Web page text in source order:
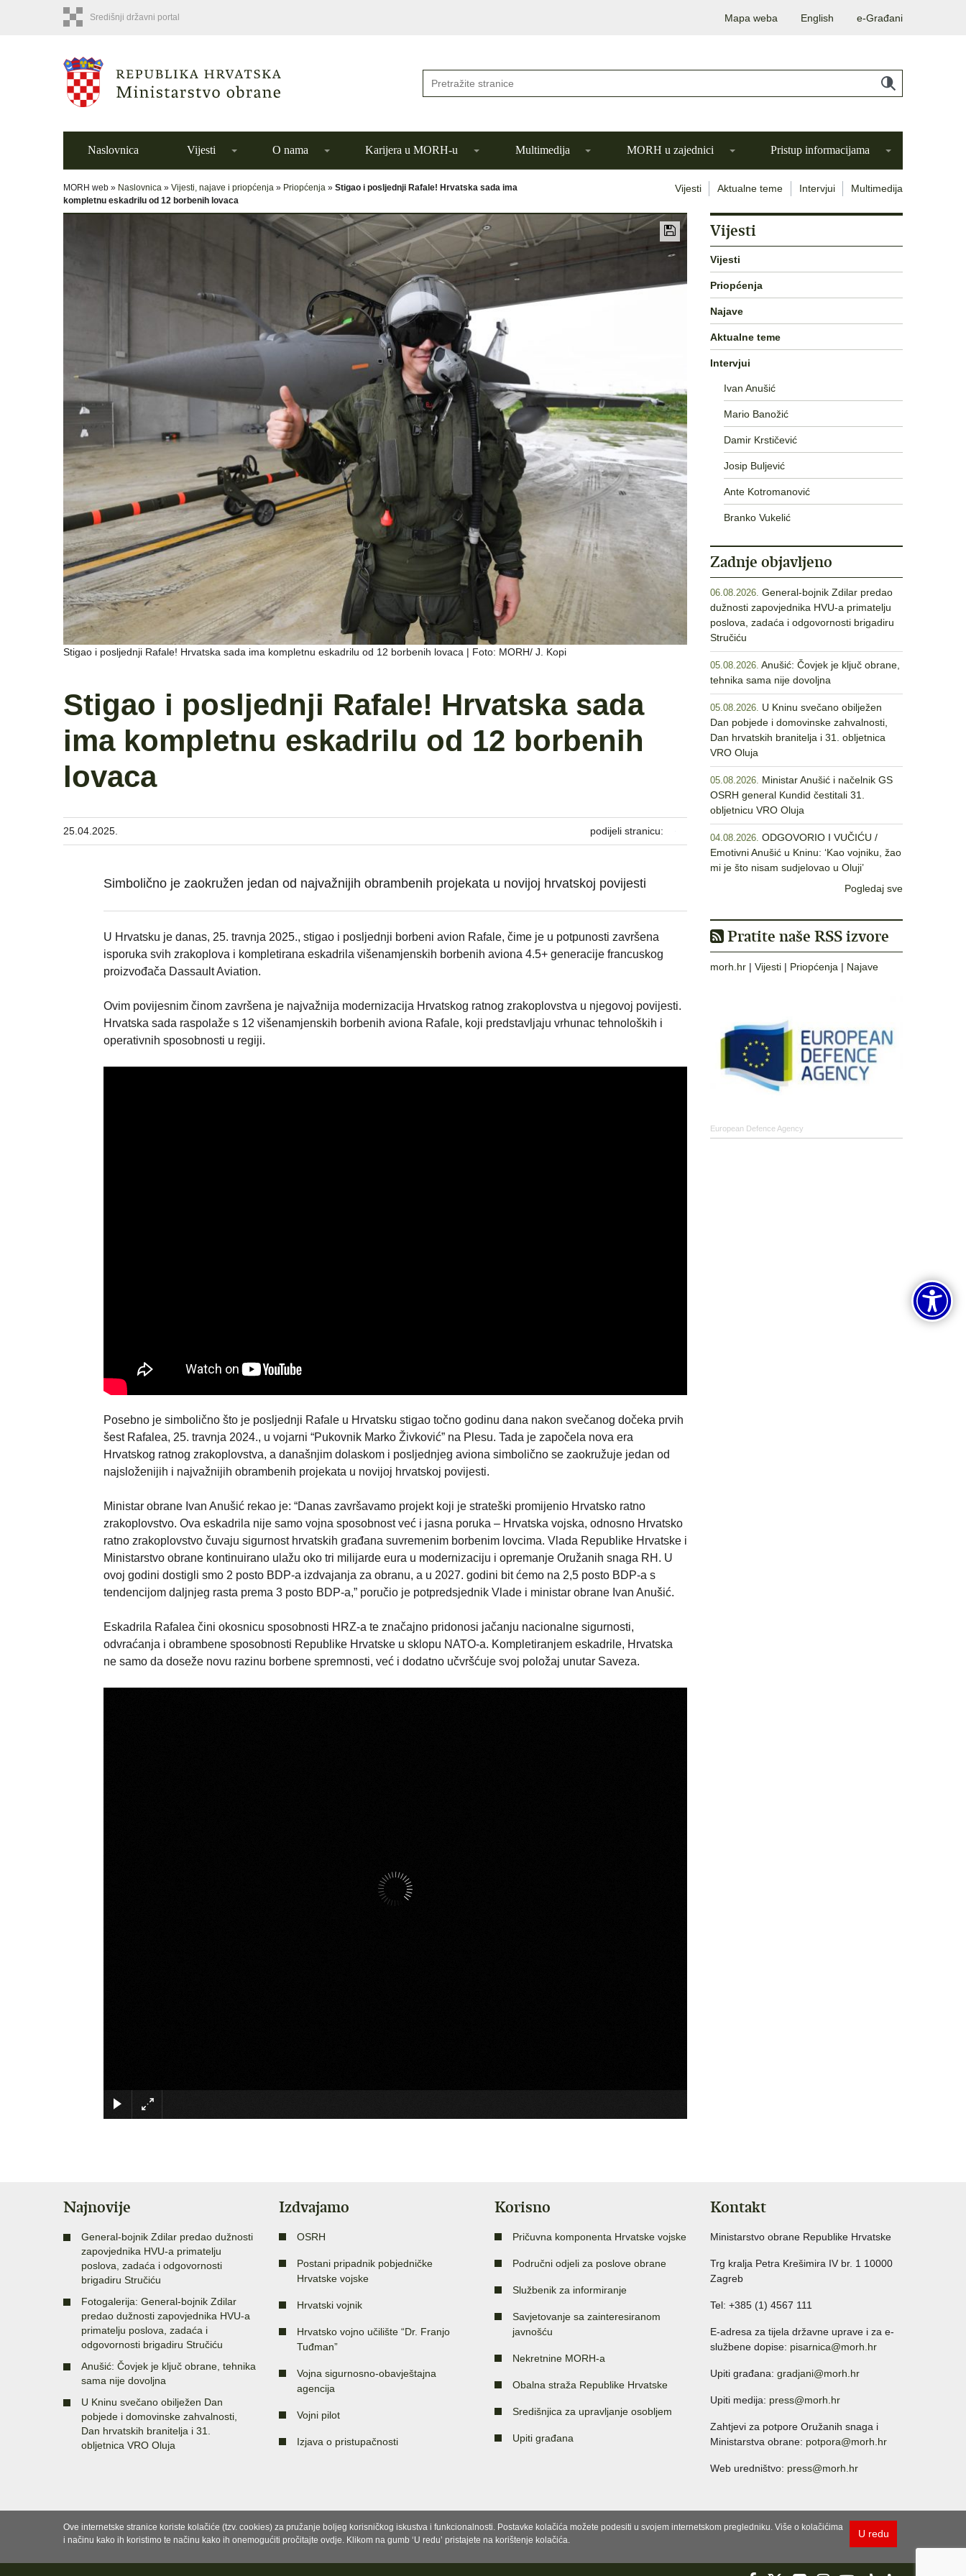
Središnji državni portal Mapa weba English e-Građani
Naslovnica Vijesti O nama Karijera u MORH-u Multimedija MORH u zajednici Pristup informacijama
MORH web » Naslovnica » Vijesti, najave i priopćenja » Priopćenja » Stigao i posljednji Rafale! Hrvatska sada ima
kompletnu eskadrilu od 12 borbenih lovaca
Vijesti Aktualne teme Intervjui Multimedija
Stigao i posljednji Rafale! Hrvatska sada ima kompletnu eskadrilu od 12 borbenih lovaca | Foto: MORH/ J. Kopi
Stigao i posljednji Rafale! Hrvatska sada
ima kompletnu eskadrilu od 12 borbenih
lovaca
25.04.2025. podijeli stranicu:
Simbolično je zaokružen jedan od najvažnijih obrambenih projekata u novijoj hrvatskoj povijesti
U Hrvatsku je danas, 25. travnja 2025., stigao i posljednji borbeni avion Rafale, čime je u potpunosti završena
isporuka svih zrakoplova i kompletirana eskadrila višenamjenskih borbenih aviona 4.5+ generacije francuskog
proizvođača Dassault Aviation.
Ovim povijesnim činom završena je najvažnija modernizacija Hrvatskog ratnog zrakoplovstva u njegovoj povijesti.
Hrvatska sada raspolaže s 12 višenamjenskih borbenih aviona Rafale, koji predstavljaju vrhunac tehnoloških i
operativnih sposobnosti u regiji.
Posebno je simbolično što je posljednji Rafale u Hrvatsku stigao točno godinu dana nakon svečanog dočeka prvih
šest Rafalea, 25. travnja 2024., u vojarni “Pukovnik Marko Živković” na Plesu. Tada je započela nova era
Hrvatskog ratnog zrakoplovstva, a današnjim dolaskom i posljednjeg aviona simbolično se zaokružuje jedan od
najsloženijih i najvažnijih obrambenih projekata u novijoj hrvatskoj povijesti.
Ministar obrane Ivan Anušić rekao je: “Danas završavamo projekt koji je strateški promijenio Hrvatsko ratno
zrakoplovstvo. Ova eskadrila nije samo vojna sposobnost već i jasna poruka – Hrvatska vojska, odnosno Hrvatsko
ratno zrakoplovstvo čuvaju sigurnost hrvatskih građana suvremenim borbenim lovcima. Vlada Republike Hrvatske i
Ministarstvo obrane kontinuirano ulažu oko tri milijarde eura u modernizaciju i opremanje Oružanih snaga RH. U
ovoj godini dostigli smo 2 posto BDP-a izdvajanja za obranu, a u 2027. godini bit ćemo na 2,5 posto BDP-a s
tendencijom daljnjeg rasta prema 3 posto BDP-a,” poručio je potpredsjednik Vlade i ministar obrane Ivan Anušić.
Eskadrila Rafalea čini okosnicu sposobnosti HRZ-a te značajno pridonosi jačanju nacionalne sigurnosti,
odvraćanja i obrambene sposobnosti Republike Hrvatske u sklopu NATO-a. Kompletiranjem eskadrile, Hrvatska
ne samo da doseže novu razinu borbene spremnosti, već i dodatno učvršćuje svoj položaj unutar Saveza.
Vijesti
Vijesti
Priopćenja
Najave
Aktualne teme
Intervjui
Ivan Anušić
Mario Banožić
Damir Krstičević
Josip Buljević
Ante Kotromanović
Branko Vukelić
Zadnje objavljeno
06.08.2026. General-bojnik Zdilar predao
dužnosti zapovjednika HVU-a primatelju
poslova, zadaća i odgovornosti brigadiru
Stručiću
05.08.2026. Anušić: Čovjek je ključ obrane,
tehnika sama nije dovoljna
05.08.2026. U Kninu svečano obilježen
Dan pobjede i domovinske zahvalnosti,
Dan hrvatskih branitelja i 31. obljetnica
VRO Oluja
05.08.2026. Ministar Anušić i načelnik GS
OSRH general Kundid čestitali 31.
obljetnicu VRO Oluja
04.08.2026. ODGOVORIO I VUČIĆU /
Emotivni Anušić u Kninu: ‘Kao vojniku, žao
mi je što nisam sudjelovao u Oluji’
Pogledaj sve
Pratite naše RSS izvore
morh.hr | Vijesti | Priopćenja | Najave
European Defence Agency
Najnovije
General-bojnik Zdilar predao dužnosti
zapovjednika HVU-a primatelju
poslova, zadaća i odgovornosti
brigadiru Stručiću
Fotogalerija: General-bojnik Zdilar
predao dužnosti zapovjednika HVU-a
primatelju poslova, zadaća i
odgovornosti brigadiru Stručiću
Anušić: Čovjek je ključ obrane, tehnika
sama nije dovoljna
U Kninu svečano obilježen Dan
pobjede i domovinske zahvalnosti,
Dan hrvatskih branitelja i 31.
obljetnica VRO Oluja
Izdvajamo
OSRH
Postani pripadnik pobjedničke
Hrvatske vojske
Hrvatski vojnik
Hrvatsko vojno učilište “Dr. Franjo
Tuđman”
Vojna sigurnosno-obavještajna
agencija
Vojni pilot
Izjava o pristupačnosti
Korisno
Pričuvna komponenta Hrvatske vojske
Područni odjeli za poslove obrane
Službenik za informiranje
Savjetovanje sa zainteresiranom
javnošću
Nekretnine MORH-a
Obalna straža Republike Hrvatske
Središnjica za upravljanje osobljem
Upiti građana
Kontakt
Ministarstvo obrane Republike Hrvatske
Trg kralja Petra Krešimira IV br. 1 10000
Zagreb
Tel: +385 (1) 4567 111
E-adresa za tijela državne uprave i za e-
službene dopise: pisarnica@morh.hr
Upiti građana: gradjani@morh.hr
Upiti medija: press@morh.hr
Zahtjevi za potpore Oružanih snaga i
Ministarstva obrane: potpora@morh.hr
Web uredništvo: press@morh.hr
U redu
Ove internetske stranice koriste kolačiće (tzv. cookies) za pružanje boljeg korisničkog iskustva i funkcionalnosti. Postavke kolačića možete podesiti u svojem internetskom pregledniku. Više o kolačićima
i načinu kako ih koristimo te načinu kako ih onemogućiti pročitajte ovdje. Klikom na gumb ‘U redu’ pristajete na korištenje kolačića.